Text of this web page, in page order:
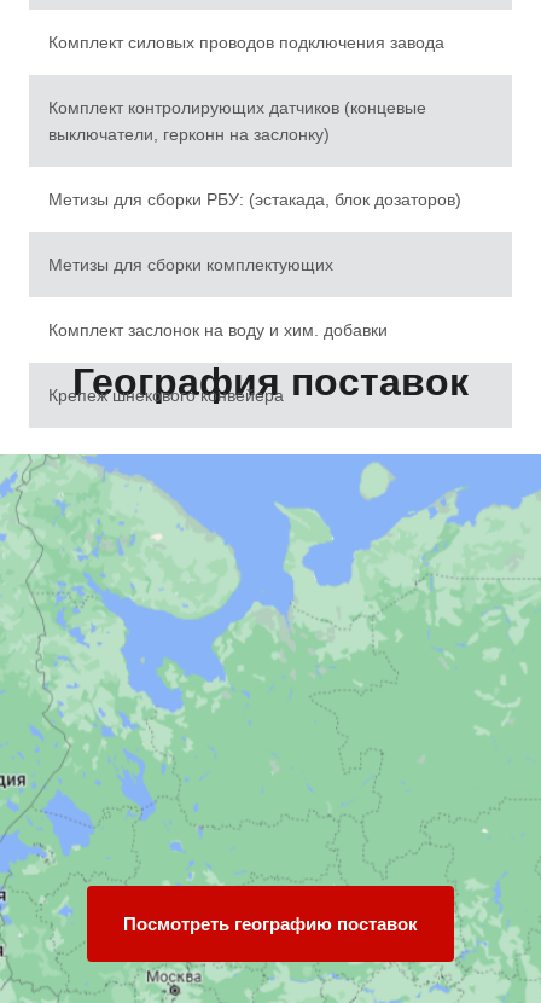
Комплект силовых проводов подключения завода
Комплект контролирующих датчиков (концевые
выключатели, герконн на заслонку)
Метизы для сборки РБУ: (эстакада, блок дозаторов)
Метизы для сборки комплектующих
Комплект заслонок на воду и хим. добавки
Крепеж шнекового конвейера
География поставок
Посмотреть географию поставок